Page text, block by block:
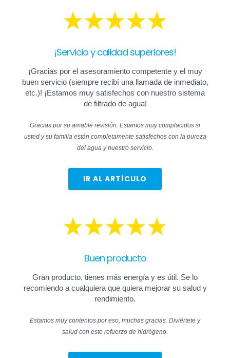
¡Servicio y calidad superiores!
¡Gracias por el asesoramiento competente y el muy
buen servicio (siempre recibí una llamada de inmediato,
etc.)! ¡Estamos muy satisfechos con nuestro sistema
de filtrado de agua!
Gracias por su amable revisión. Estamos muy complacidos si
usted y su familia están completamente satisfechos con la pureza
del agua y nuestro servicio.
IR AL ARTÍCULO
Buen producto
Gran producto, tienes más energía y es útil. Se lo
recomiendo a cualquiera que quiera mejorar su salud y
rendimiento.
Estamos muy contentos por eso, muchas gracias. Diviértete y
salud con este refuerzo de hidrógeno.